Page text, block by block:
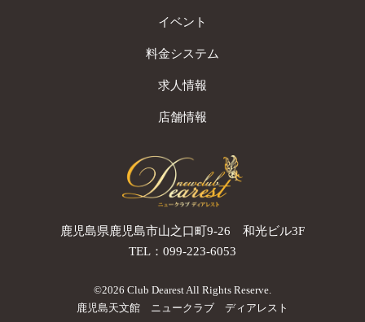
イベント
料金システム
求人情報
店舗情報
鹿児島県鹿児島市山之口町9-26 和光ビル3F
TEL： 099-223-6053
©2026 Club Dearest All Rights Reserve.
鹿児島天文館 ニュークラブ ディアレスト